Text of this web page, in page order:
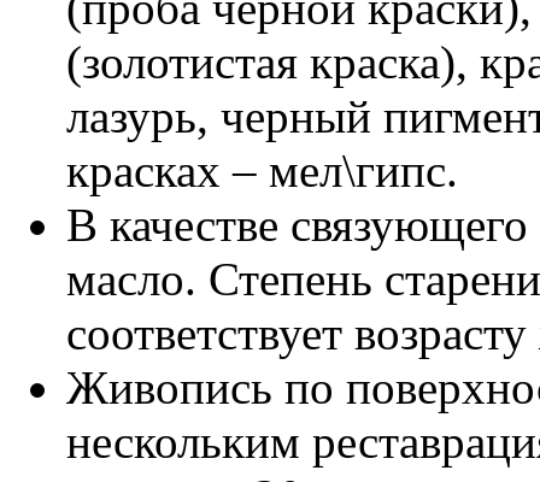
(золотистая краска),
лазурь, черный
красках – мел\гипс.
В качестве
масло. Степень
соответствует
Живопись по
нескольким